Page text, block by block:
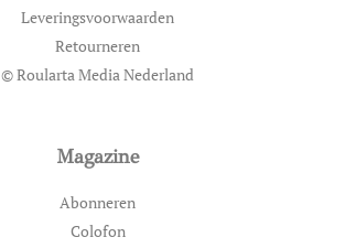
Leveringsvoorwaarden
Retourneren
© Roularta Media Nederland
Magazine
Abonneren
Colofon